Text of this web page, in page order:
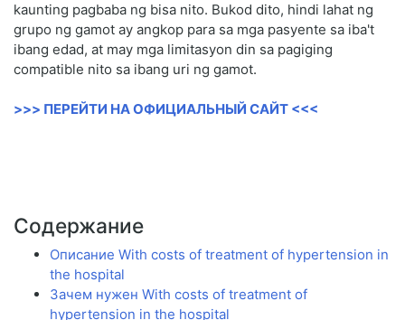
kaunting pagbaba ng bisa nito. Bukod dito, hindi lahat ng
grupo ng gamot ay angkop para sa mga pasyente sa iba't
ibang edad, at may mga limitasyon din sa pagiging
compatible nito sa ibang uri ng gamot.
>>> ПЕРЕЙТИ НА ОФИЦИАЛЬНЫЙ САЙТ <<<
Содержание
Описание With costs of treatment of hypertension in
the hospital
Зачем нужен With costs of treatment of
hypertension in the hospital